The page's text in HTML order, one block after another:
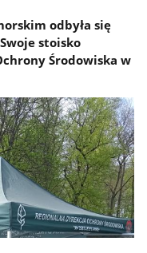
odbyła się
stoisko
Środowiska w